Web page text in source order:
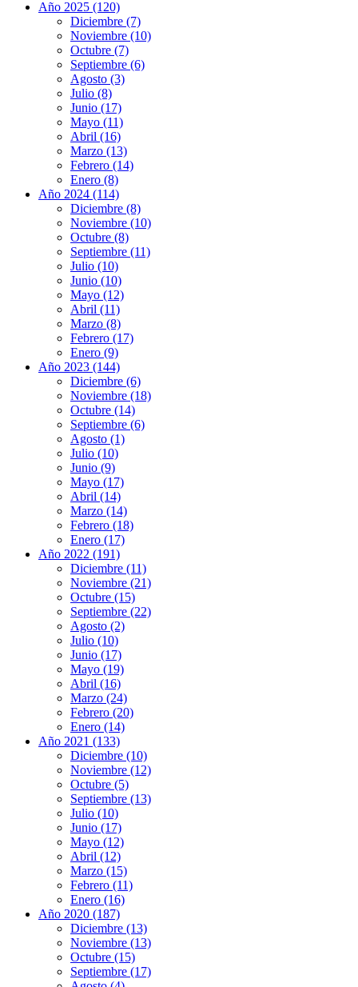
Año 2025 (120)
Diciembre (7)
Noviembre (10)
Octubre (7)
Septiembre (6)
Agosto (3)
Julio (8)
Junio (17)
Mayo (11)
Abril (16)
Marzo (13)
Febrero (14)
Enero (8)
Año 2024 (114)
Diciembre (8)
Noviembre (10)
Octubre (8)
Septiembre (11)
Julio (10)
Junio (10)
Mayo (12)
Abril (11)
Marzo (8)
Febrero (17)
Enero (9)
Año 2023 (144)
Diciembre (6)
Noviembre (18)
Octubre (14)
Septiembre (6)
Agosto (1)
Julio (10)
Junio (9)
Mayo (17)
Abril (14)
Marzo (14)
Febrero (18)
Enero (17)
Año 2022 (191)
Diciembre (11)
Noviembre (21)
Octubre (15)
Septiembre (22)
Agosto (2)
Julio (10)
Junio (17)
Mayo (19)
Abril (16)
Marzo (24)
Febrero (20)
Enero (14)
Año 2021 (133)
Diciembre (10)
Noviembre (12)
Octubre (5)
Septiembre (13)
Julio (10)
Junio (17)
Mayo (12)
Abril (12)
Marzo (15)
Febrero (11)
Enero (16)
Año 2020 (187)
Diciembre (13)
Noviembre (13)
Octubre (15)
Septiembre (17)